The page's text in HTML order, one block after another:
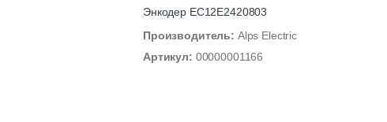
Энкодер EC12E2420803
Производитель: Alps Electric
Артикул: 00000001166